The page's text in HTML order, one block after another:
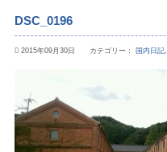
DSC_0196
2015年09月30日 カテゴリー： 国内日記,